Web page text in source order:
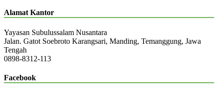
Alamat Kantor
Yayasan Subulussalam Nusantara
Jalan. Gatot Soebroto Karangsari, Manding, Temanggung, Jawa
Tengah
0898-8312-113
Facebook